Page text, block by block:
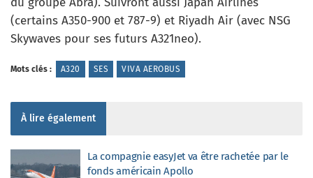
(certains A350-900 et 787-9) et Riyadh Air (avec NSG
Skywaves pour ses futurs A321neo).
Mots clés : A320 SES VIVA AEROBUS
À lire également
La compagnie easyJet va être rachetée par le
fonds américain Apollo